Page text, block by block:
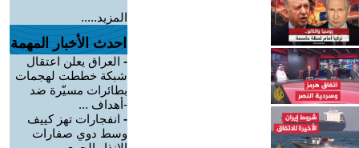
المزيد.....
احدث الأخبار المهمة
- العراق يعلن اعتقال
شبكة خططت لهجمات
بطائرات مسيّرة ضد
-أهداف ...
- انفجارات تهز كييف
وسط دوي صفارات